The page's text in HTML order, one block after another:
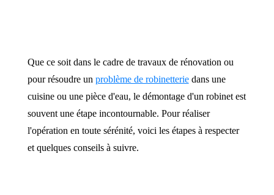
Que ce soit dans le cadre de travaux de rénovation ou
pour résoudre un problème de robinetteriedans une
cuisine ou une pièce d'eau, le démontage d'un robinet est
souvent une étape incontournable. Pour réaliser
l'opération en toute sérénité, voici les étapes à respecter
et quelques conseils à suivre.